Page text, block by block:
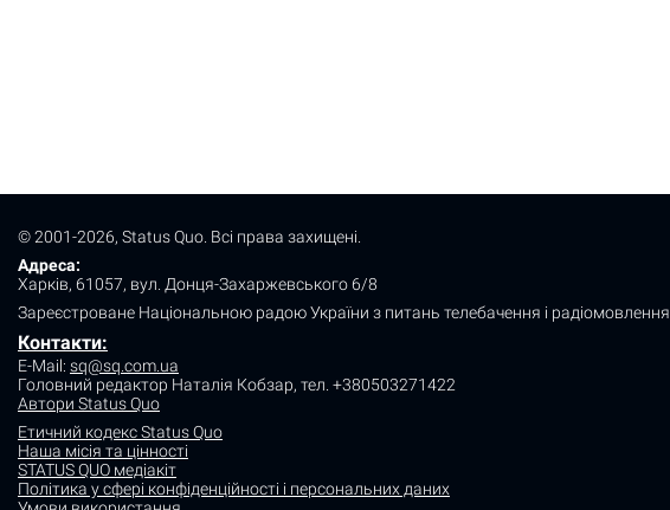
© 2001-2026, Status Quo. Всі права захищені.
Адреса:
Харків, 61057, вул. Донця-Захаржевського 6/8
Зареєстроване Національною радою України з питань телебачення і радіомовлення.
Контакти:
E-Mail: sq@sq.com.ua
Головний редактор Наталія Кобзар, тел. +380503271422
Автори Status Quo
Етичний кодекс Status Quo
Наша місія та цінності
STATUS QUO медіакіт
Політика у сфері конфіденційності і персональних даних